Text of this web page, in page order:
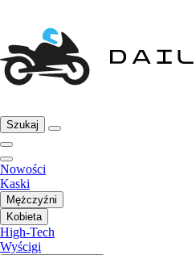
Szukaj
Nowości
Kaski
Mężczyźni
Kobieta
High-Tech
Wyścigi